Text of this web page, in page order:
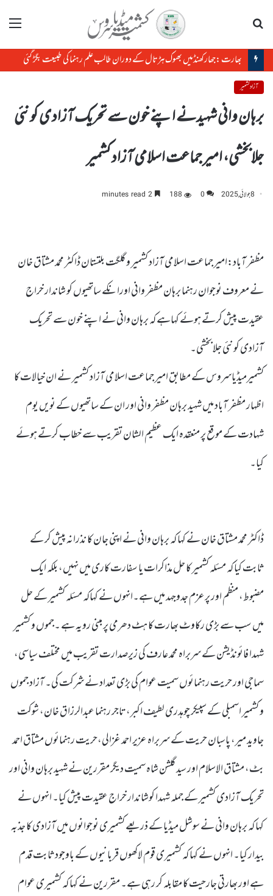
مینو
بھارت :جھارکھنڈمیں بھوک ہڑتال کے دوران طالب علم رہنما کی طبیعت بگڑ گئی
آزاد کشمیر
برہان وانی شہیدنے اپنے خون سے تحریک آزادی کو نئی
جلابخشی، امیر جماعت اسلامی آزاد کشمیر
8 جولائی, 2025 0
188
مظفر آباد:امیر جماعت اسلامی آزاد کشمیر و گلگت بلتستان ڈاکٹر محمد مشتاق خان
نے معروف نوجوان رہنما برہان مظفر وانی اورانکے ساتھیوں کو شاندار خراج
عقیدت پیش کرتے ہوئے کہاہے کہ برہان وانی نے اپنے خون سے تحریک
آزادی کو نئی جلا بخشی۔
کشمیرمیڈیاسروس کے مطابق امیر جماعت اسلامی آزاد کشمیر نے ان خیالات کا
اظہار مظفر آباد میں شہید برہان مظفر وانی اور ان کے ساتھیوں کے نویں یوم
شہادت کے موقع پر منعقدہ ایک عظیم الشان تقریب سے خطاب کرتے ہوئے
کیا۔
ڈاکٹر محمد مشتاق خان نے کہا کہ برہان وانی نے اپنی جان کا نذرانہ پیش کر کے
ثابت کیا کہ مسئلہ کشمیر کا حل مذاکرات یا سفارت کاری میں نہیں، بلکہ ایک
مضبوط، منظم اور پرعزم جدوجہد میں ہے۔انہوں نے کہاکہ مسئلہ کشمیر کے حل
میں سب سے بڑی رکاوٹ بھارت کا ہٹ دھرمی پر مبنی رویہ ہے ۔جموں و کشمیر
شہدا فائونڈیشن کے سربراہ محمد عارف کی زیرصدارت تقریب میں مختلف سیاسی،
سماجی اور حریت رہنمائوں سمیت عوام کی بڑی تعداد نے شرکت کی۔ آزاد جموں
و کشمیر اسمبلی کے سپیکر چوہدری لطیف اکبر، تاجر رہنما عبدالرزاق خان، شوکت
جاوید میر، پاسبان حریت کے سربراہ عزیر احمد غزالی،حریت رہنمائوں مشتاق احمد
بٹ، مشتاق الاسلام اور سید گلشن شاہ سمیت دیگر مقررین نے شہید برہان وانی اور
تحریک آزادی کشمیر کے جملہ شہدا کوشاندار خراج عقیدت پیش کیا۔ انہوں نے
کہا کہ برہان وانی نے سوشل میڈیا کے ذریعے کشمیری نوجوانوں میں آزادی کا جذبہ
بیدار کیا۔ انہوں نے کہا کہ کشمیری قوم لاکھوں قربانیوں کے باوجود ثابت قدم
ہے اور بھارتی جارحیت کا مقابلہ کر رہی ہے۔ مقررین نے کہا کہ کشمیری عوام